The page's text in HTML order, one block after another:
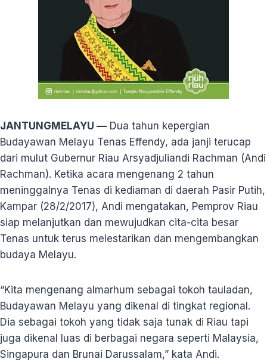
JANTUNGMELAYU — Dua tahun kepergian
Budayawan Melayu Tenas Effendy, ada janji terucap
dari mulut Gubernur Riau Arsyadjuliandi Rachman (Andi
Rachman). Ketika acara mengenang 2 tahun
meninggalnya Tenas di kediaman di daerah Pasir Putih,
Kampar (28/2/2017), Andi mengatakan, Pemprov Riau
siap melanjutkan dan mewujudkan cita-cita besar
Tenas untuk terus melestarikan dan mengembangkan
budaya Melayu.
“Kita mengenang almarhum sebagai tokoh tauladan,
Budayawan Melayu yang dikenal di tingkat regional.
Dia sebagai tokoh yang tidak saja tunak di Riau tapi
juga dikenal luas di berbagai negara seperti Malaysia,
Singapura dan Brunai Darussalam,” kata Andi.